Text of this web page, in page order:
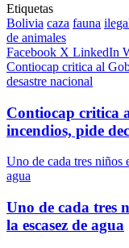
Etiquetas
Bolivia caza fauna
de animales
Facebook X LinkedIn
Contiocap critica al
desastre nacional
Contiocap critica
incendios, pide
Uno de cada tres niños
agua
Uno de cada tres
la escasez de agua